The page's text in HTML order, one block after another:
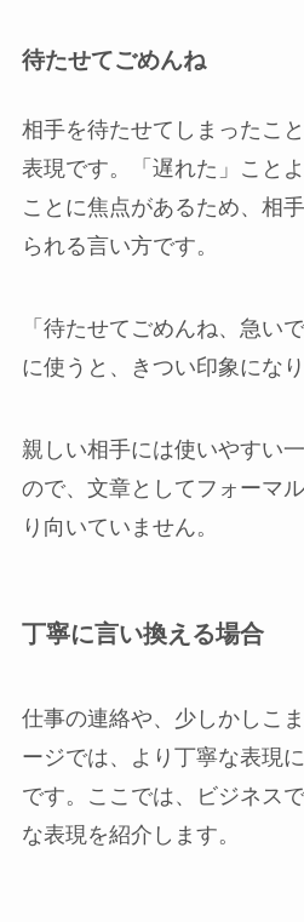
待たせてごめんね
相手を待たせてしまったこ
表現です。「遅れた」こと
ことに焦点があるため、相
られる言い方です。
「待たせてごめんね、急い
に使うと、きつい印象にな
親しい相手には使いやすい
ので、文章としてフォーマ
り向いていません。
丁寧に言い換える場合
仕事の連絡や、少しかしこ
ージでは、より丁寧な表現
です。ここでは、ビジネス
な表現を紹介します。